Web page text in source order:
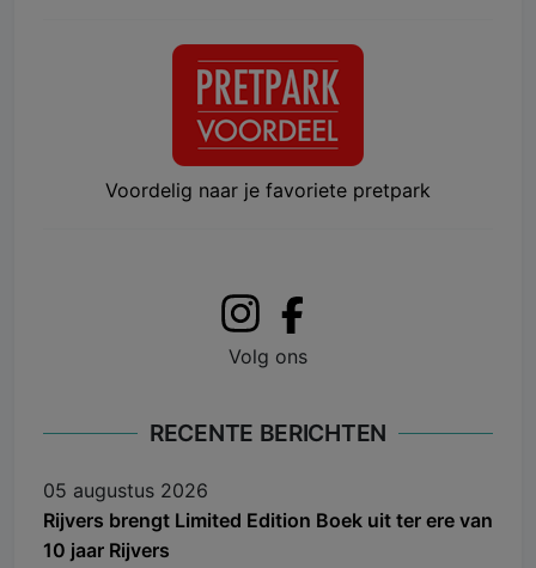
Voordelig naar je favoriete pretpark
Volg ons
RECENTE BERICHTEN
05 augustus 2026
Rijvers brengt Limited Edition Boek uit ter ere van
10 jaar Rijvers